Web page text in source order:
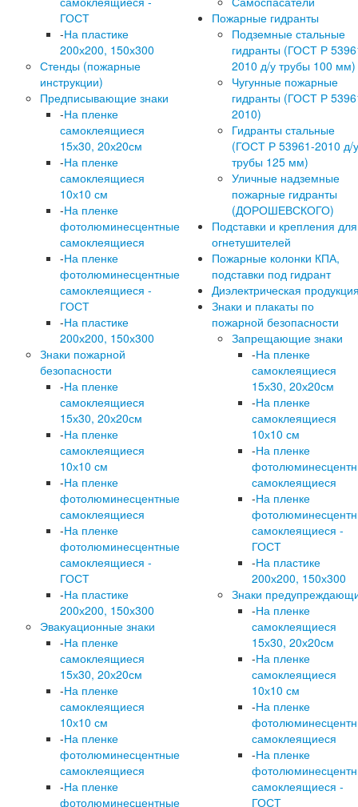
ГОСТ
-На пластике
200х200, 150х300
Стенды (пожарные
инструкции)
Предписывающие знаки
-На пленке
самоклеящиеся
15х30, 20х20см
-На пленке
самоклеящиеся
10х10 см
-На пленке
фотолюминесцентные
самоклеящиеся
-На пленке
фотолюминесцентные
самоклеящиеся -
ГОСТ
-На пластике
200х200, 150х300
Знаки пожарной
безопасности
-На пленке
самоклеящиеся
15х30, 20х20см
-На пленке
самоклеящиеся
10х10 см
-На пленке
фотолюминесцентные
самоклеящиеся
-На пленке
фотолюминесцентные
самоклеящиеся -
ГОСТ
-На пластике
200х200, 150х300
Эвакуационные знаки
-На пленке
самоклеящиеся
15х30, 20х20см
-На пленке
самоклеящиеся
10х10 см
-На пленке
фотолюминесцентные
самоклеящиеся
-На пленке
фотолюминесцентные
Пожарные гидранты
Подземные стальные
гидранты (ГОСТ Р
2010 д/у трубы 100 мм)
Чугунные пожарные
гидранты (ГОСТ Р
2010)
Гидранты стальные
(ГОСТ Р 53961-2010 д/у
трубы 125 мм)
Уличные надземные
пожарные гидранты
(ДОРОШЕВСКОГО)
Подставки и крепления для
огнетушителей
Пожарные колонки КПА,
подставки под гидрант
Диэлектрическая
Знаки и плакаты по
пожарной безопасности
Запрещающие знаки
-На пленке
самоклеящиеся
15х30, 20х20см
-На пленке
самоклеящиеся
10х10 см
-На пленке
самоклеящиеся
-На пленке
самоклеящиеся -
ГОСТ
-На пластике
200х200, 150х300
Знаки
-На пленке
самоклеящиеся
15х30, 20х20см
-На пленке
самоклеящиеся
10х10 см
-На пленке
самоклеящиеся
-На пленке
самоклеящиеся -
ГОСТ